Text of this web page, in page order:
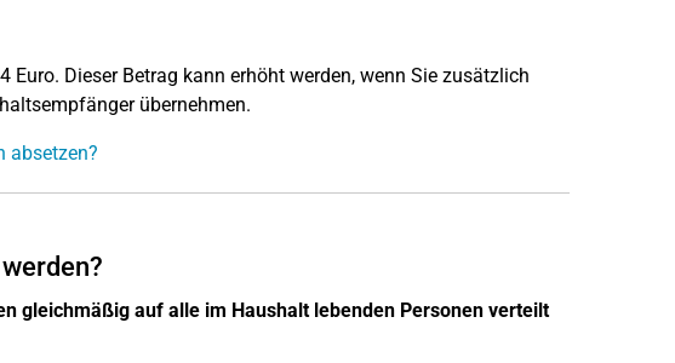
Dieser Betrag kann erhöht werden, wenn Sie zusätzlich
übernehmen.
absetzen?
gleichmäßig auf alle im Haushalt lebenden Personen verteilt